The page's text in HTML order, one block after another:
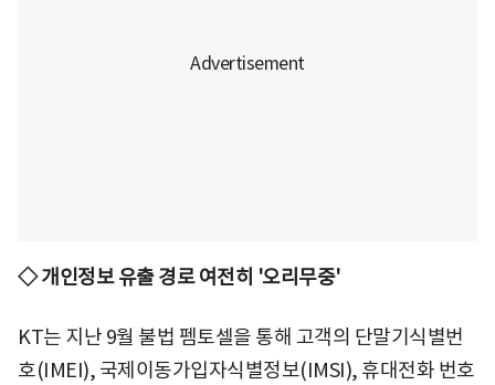
◇ 개인정보 유출 경로 여전히 '오리무중'
KT는 지난 9월 불법 펨토셀을 통해 고객의 단말기식별번
호(IMEI), 국제이동가입자식별정보(IMSI), 휴대전화 번호